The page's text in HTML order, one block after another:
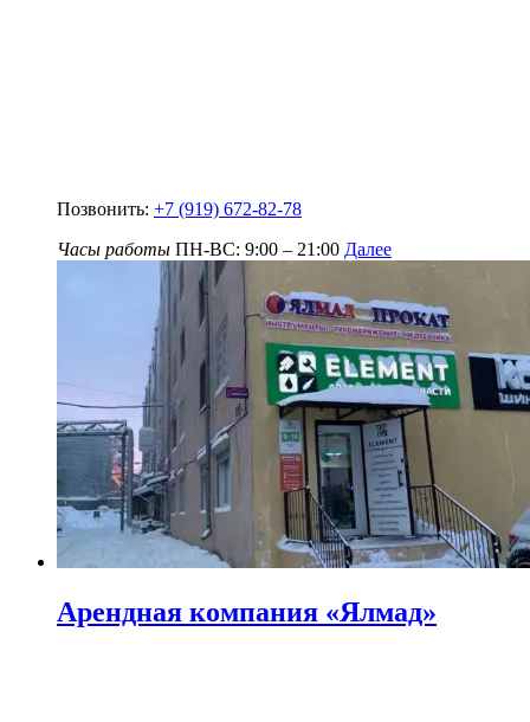
Позвонить: +7 (919) 672-82-78
Часы работы ПН-ВС: 9:00 – 21:00 Далее
Арендная компания «Ялмад»